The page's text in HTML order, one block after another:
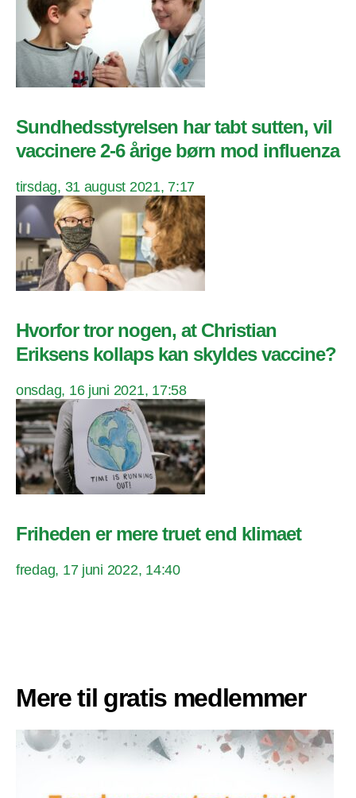
Sundhedsstyrelsen har tabt sutten, vil
vaccinere 2-6 årige børn mod influenza
tirsdag, 31 august 2021, 7:17
Hvorfor tror nogen, at Christian
Eriksens kollaps kan skyldes vaccine?
onsdag, 16 juni 2021, 17:58
Friheden er mere truet end klimaet
fredag, 17 juni 2022, 14:40
Mere til gratis medlemmer